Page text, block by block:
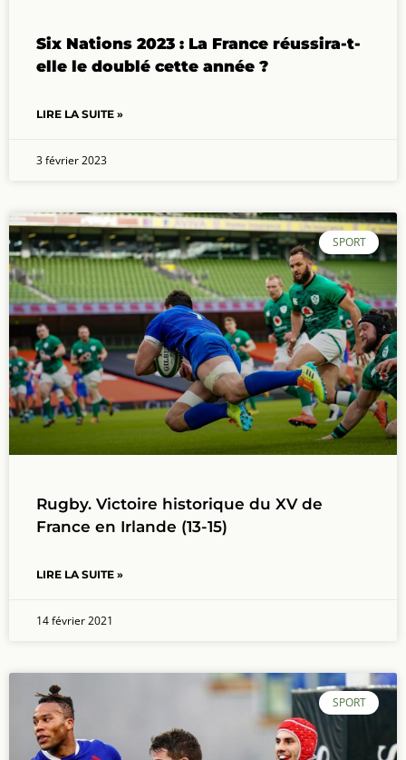
Six Nations 2023 : La France réussira-t-
elle le doublé cette année ?
LIRE LA SUITE »
3 février 2023
SPORT
Rugby. Victoire historique du XV de
France en Irlande (13-15)
LIRE LA SUITE »
14 février 2021
SPORT